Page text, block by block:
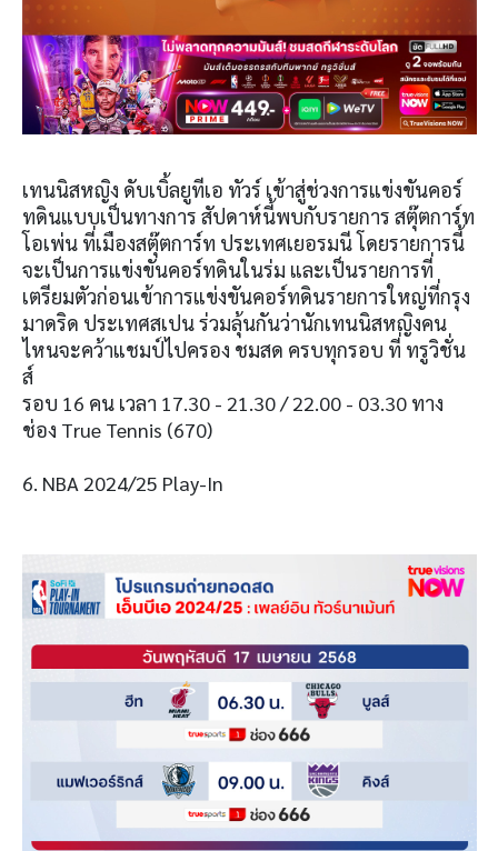
เทนนิสหญิง ดับเบิ้ลยูทีเอ ทัวร์ เข้าสู่ช่วงการแข่งขันคอร์
ทดินแบบเป็นทางการ สัปดาห์นี้พบกับรายการ สตุ๊ตการ์ท
โอเพ่น ที่เมืองสตุ๊ตการ์ท ประเทศเยอรมนี โดยรายการนี้
จะเป็นการแข่งขันคอร์ทดินในร่ม และเป็นรายการที่
เตรียมตัวก่อนเข้าการแข่งขันคอร์ทดินรายการใหญ่ที่กรุง
มาดริด ประเทศสเปน ร่วมลุ้นกันว่านักเทนนิสหญิงคน
ไหนจะคว้าแชมป์ไปครอง ชมสด ครบทุกรอบ ที่ ทรูวิชั่น
ส์
รอบ 16 คน เวลา 17.30 - 21.30 / 22.00 - 03.30 ทาง
ช่อง True Tennis (670)
6. NBA 2024/25 Play-In